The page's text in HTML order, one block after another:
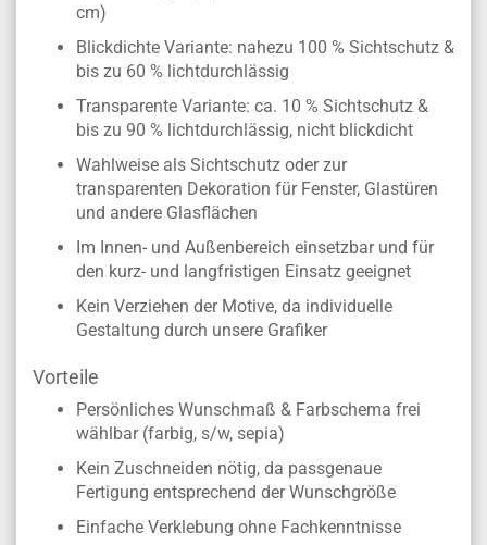
cm)
Blickdichte Variante: nahezu 100 % Sichtschutz &
bis zu 60 % lichtdurchlässig
Transparente Variante: ca. 10 % Sichtschutz &
bis zu 90 % lichtdurchlässig, nicht blickdicht
Wahlweise als Sichtschutz oder zur
transparenten Dekoration für Fenster, Glastüren
und andere Glasflächen
Im Innen- und Außenbereich einsetzbar und für
den kurz- und langfristigen Einsatz geeignet
Kein Verziehen der Motive, da individuelle
Gestaltung durch unsere Grafiker
Vorteile
Persönliches Wunschmaß & Farbschema frei
wählbar (farbig, s/w, sepia)
Kein Zuschneiden nötig, da passgenaue
Fertigung entsprechend der Wunschgröße
Einfache Verklebung ohne Fachkenntnisse